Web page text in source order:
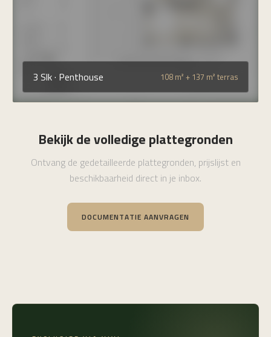
3 Slk · Penthouse 108 m² + 137 m² terras
Bekijk de volledige plattegronden
Ontvang de gedetailleerde plattegronden, prijslijst en
beschikbaarheid direct in je inbox.
DOCUMENTATIE AANVRAGEN